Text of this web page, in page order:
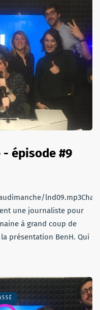
- épisode #9
une journaliste pour
à grand coup de
présentation BenH. Qui